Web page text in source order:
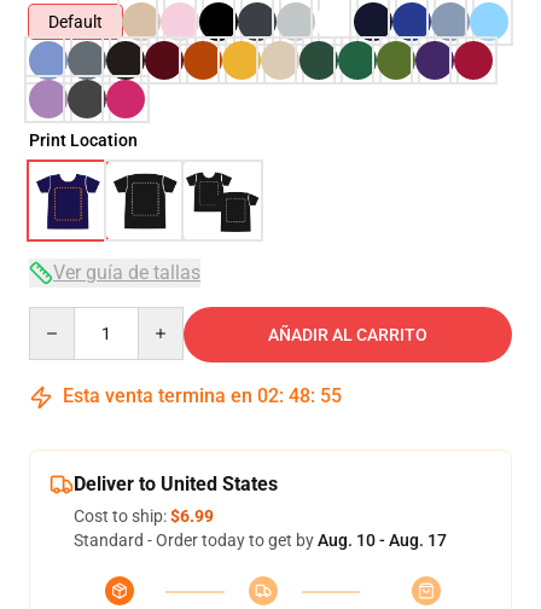
Default
Print Location
Ver guía de tallas
AÑADIR AL CARRITO
Esta venta termina en 02: 48: 54
Deliver to United States
Cost to ship:$6.99
Standard - Order today to get byAug. 10 - Aug. 17